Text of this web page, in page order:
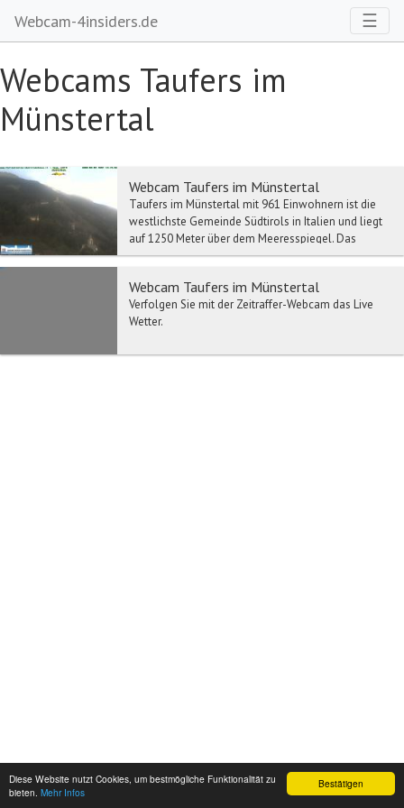
Bestätigen
Diese Website nutzt Cookies, um bestmögliche Funktionalität zu
bieten. Mehr Infos
Webcam-4insiders.de ☰
Webcams Taufers im
Münstertal
Webcam Taufers im Münstertal
Taufers im Münstertal mit 961 Einwohnern ist die
westlichste Gemeinde Südtirols in Italien und liegt
auf 1250 Meter über dem Meeresspiegel. Das
Gem...
Webcam Taufers im Münstertal
Verfolgen Sie mit der Zeitraffer-Webcam das Live
Wetter.